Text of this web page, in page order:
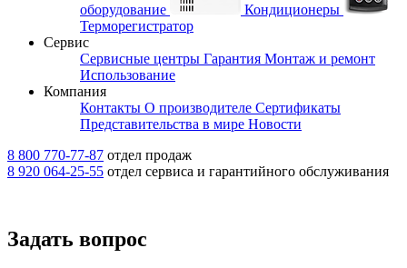
оборудование
Кондиционеры
Терморегистратор
Сервис
Сервисные центры Гарантия Монтаж и ремонт
Использование
Компания
Контакты О производителе Сертификаты
Представительства в мире Новости
8 800 770-77-87 отдел продаж
8 920 064-25-55 отдел сервиса и гарантийного обслуживания
Задать вопрос